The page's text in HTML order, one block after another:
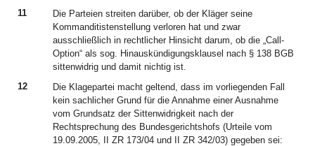
11
Die Parteien streiten darüber, ob der Kläger seine
Kommanditistenstellung verloren hat und zwar
ausschließlich in rechtlicher Hinsicht darum, ob die „Call-
Option“ als sog. Hinauskündigungsklausel nach § 138 BGB
sittenwidrig und damit nichtig ist.
12
Die Klagepartei macht geltend, dass im vorliegenden Fall
kein sachlicher Grund für die Annahme einer Ausnahme
vom Grundsatz der Sittenwidrigkeit nach der
Rechtsprechung des Bundesgerichtshofs (Urteile vom
19.09.2005, II ZR 173/04 und II ZR 342/03) gegeben sei: